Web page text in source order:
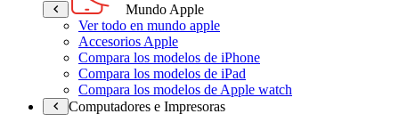
Mundo Apple
Ver todo en mundo apple
Accesorios Apple
Compara los modelos de iPhone
Compara los modelos de iPad
Compara los modelos de Apple watch
Computadores e Impresoras